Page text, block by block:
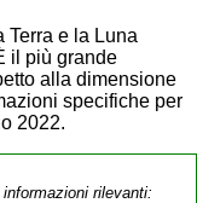
Terra e la Luna
il più grande
alla dimensione
specifiche per
2022.
rilevanti: